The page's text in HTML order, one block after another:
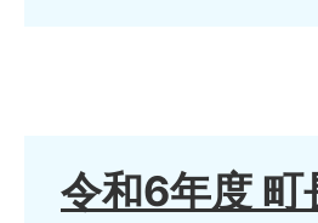
令和6年度 町